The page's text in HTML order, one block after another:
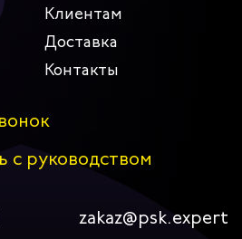
Клиентам
Доставка
Контакты
с руководством
zakaz@psk.expert